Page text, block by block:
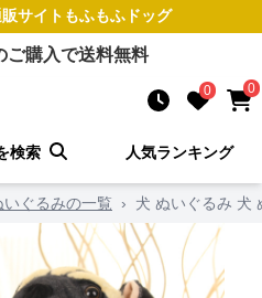
サイト もふもふドッグ
ご購入で送料無料
0 0
検索 人気ランキング
いぐるみの一覧 › 犬 ぬいぐるみ 犬